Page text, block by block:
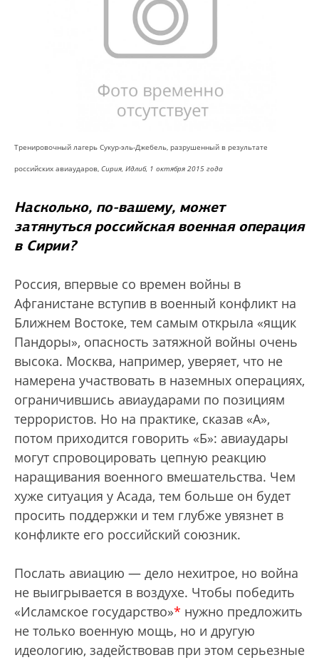
Тренировочный лагерь Сукур-эль-Джебель, разрушенный в результате
российских авиаударов, Сирия, Идлиб, 1 октября 2015 года
Насколько, по-вашему, может
затянуться российская военная операция
в Сирии?
Россия, впервые со времен войны в
Афганистане вступив в военный конфликт на
Ближнем Востоке, тем самым открыла «ящик
Пандоры», опасность затяжной войны очень
высока. Москва, например, уверяет, что не
намерена участвовать в наземных операциях,
ограничившись авиаударами по позициям
террористов. Но на практике, сказав «А»,
потом приходится говорить «Б»: авиаудары
могут спровоцировать цепную реакцию
наращивания военного вмешательства. Чем
хуже ситуация у Асада, тем больше он будет
просить поддержки и тем глубже увязнет в
конфликте его российский союзник.
Послать авиацию — дело нехитрое, но война
не выигрывается в воздухе. Чтобы победить
«Исламское государство»* нужно предложить
не только военную мощь, но и другую
идеологию, задействовав при этом серьезные